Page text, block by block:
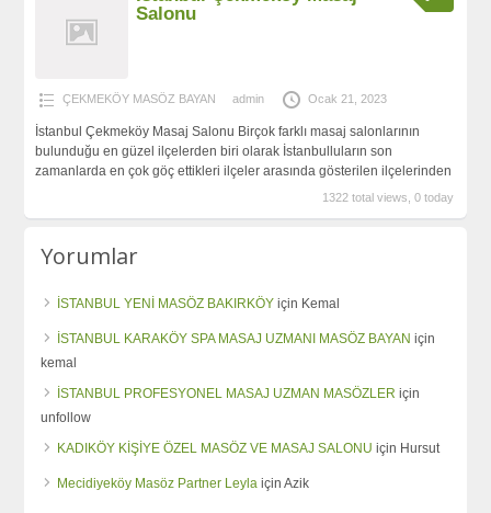
Salonu
ÇEKMEKÖY MASÖZ BAYAN admin Ocak 21, 2023
İstanbul Çekmeköy Masaj Salonu Birçok farklı masaj salonlarının
bulunduğu en güzel ilçelerden biri olarak İstanbulluların son
zamanlarda en çok göç ettikleri ilçeler arasında gösterilen ilçelerinden
1322 total views, 0 today
Yorumlar
İSTANBUL YENİ MASÖZ BAKIRKÖY için Kemal
İSTANBUL KARAKÖY SPA MASAJ UZMANI MASÖZ BAYAN için
kemal
İSTANBUL PROFESYONEL MASAJ UZMAN MASÖZLER için
unfollow
KADIKÖY KİŞİYE ÖZEL MASÖZ VE MASAJ SALONU için Hursut
Mecidiyeköy Masöz Partner Leyla içinAzik